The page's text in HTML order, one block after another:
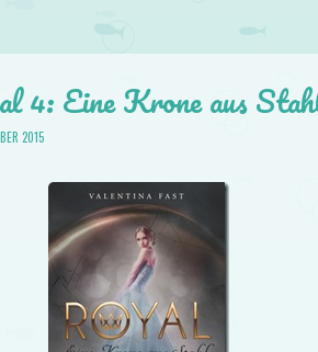
4: Eine Krone aus
2015